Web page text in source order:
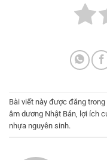
Bài viết này được đăng trong
âm dương Nhật Bản, lợi ích
nhựa nguyên sinh.